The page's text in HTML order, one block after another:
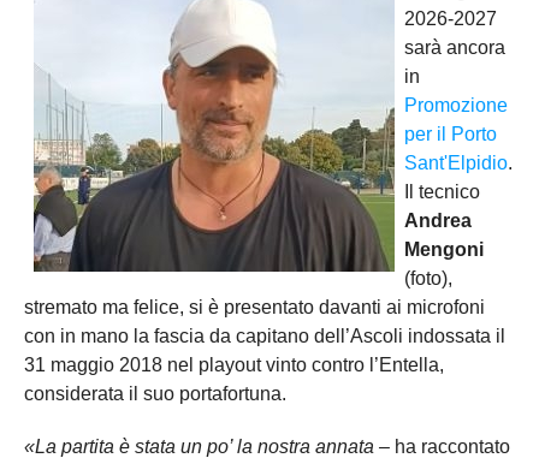
2026-2027
sarà ancora
in
Promozione
per il Porto
Sant'Elpidio.
Il tecnico
Andrea
Mengoni
(foto),
stremato ma felice, si è presentato davanti ai microfoni
con in mano la fascia da capitano dell’Ascoli indossata il
31 maggio 2018 nel playout vinto contro l’Entella,
considerata il suo portafortuna.
«La partita è stata un po’ la nostra annata – ha raccontato